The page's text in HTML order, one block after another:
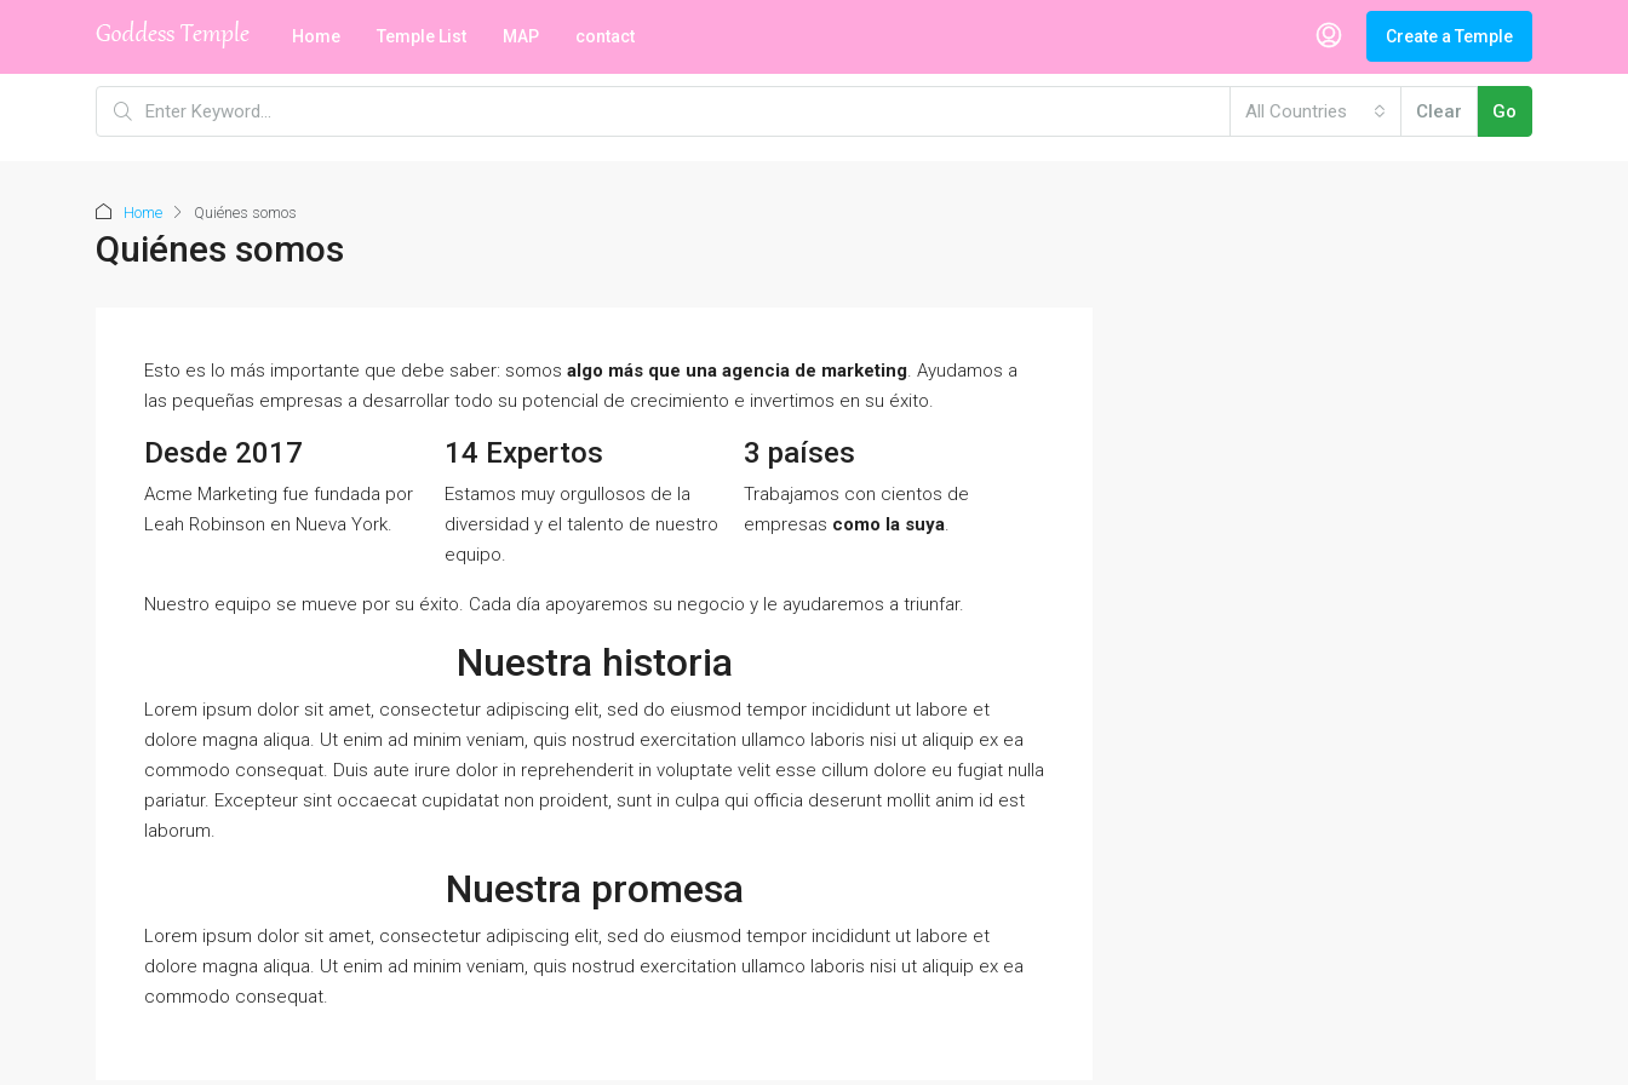
Home Temple List MAP contact Create a Temple
All Countries Clear Go
Home Quiénes somos
Quiénes somos
Esto es lo más importante que debe saber: somos algo más que una agencia de marketing. Ayudamos a
las pequeñas empresas a desarrollar todo su potencial de crecimiento e invertimos en su éxito.
Desde 2017
Acme Marketing fue fundada por
Leah Robinson en Nueva York.
14 Expertos
Estamos muy orgullosos de la
diversidad y el talento de nuestro
equipo.
3 países
Trabajamos con cientos de
empresas como la suya.
Nuestro equipo se mueve por su éxito. Cada día apoyaremos su negocio y le ayudaremos a triunfar.
Nuestra historia
Lorem ipsum dolor sit amet, consectetur adipiscing elit, sed do eiusmod tempor incididunt ut labore et
dolore magna aliqua. Ut enim ad minim veniam, quis nostrud exercitation ullamco laboris nisi ut aliquip ex ea
commodo consequat. Duis aute irure dolor in reprehenderit in voluptate velit esse cillum dolore eu fugiat nulla
pariatur. Excepteur sint occaecat cupidatat non proident, sunt in culpa qui officia deserunt mollit anim id est
laborum.
Nuestra promesa
Lorem ipsum dolor sit amet, consectetur adipiscing elit, sed do eiusmod tempor incididunt ut labore et
dolore magna aliqua. Ut enim ad minim veniam, quis nostrud exercitation ullamco laboris nisi ut aliquip ex ea
commodo consequat.